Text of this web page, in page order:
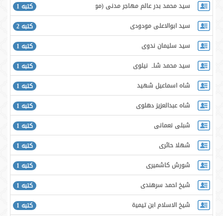
سيد محمد بدر عالم مهاجر مدنى (مولانا)
كتبه 1
سید ابوالاعلی مودودی
كتبه 2
سید سلیمان ندوی
كتبه 1
سید محمد شاہ نیلوی
كتبه 1
شاه اسماعيل شهيد
كتبه 1
شاه عبدالعزیز دهلوی
كتبه 1
شبلى نعمانى
كتبه 1
شهلا حائرى
كتبه 1
شورش كاشميرى
كتبه 1
شیخ احمد سرھندی
كتبه 1
شیخ الاسلام ابن تیمیۃ
كتبه 1